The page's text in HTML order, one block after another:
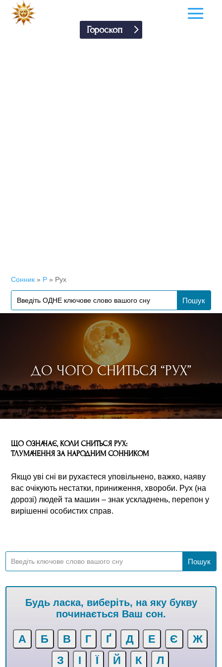
Гороскоп
Сонник » Р » Рух
ДО ЧОГО СНИТЬСЯ “РУХ”
ЩО ОЗНАЧАЄ, КОЛИ СНИТЬСЯ РУХ:
ТЛУМАЧЕННЯ ЗА НАРОДНИМ СОННИКОМ
Якщо уві сні ви рухаєтеся уповільнено, важко, наяву
вас очікують нестатки, приниження, хвороби. Рух (на
дорозі) людей та машин – знак ускладнень, перепон у
вирішенні особистих справ.
Будь ласка, виберіть, на яку букву
починається Ваш сон.
А Б В Г Ґ Д Е Є
Ж
З
І Ї Й К Л